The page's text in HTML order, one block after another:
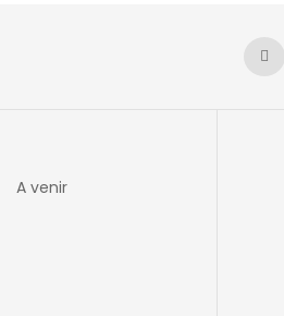
A venir